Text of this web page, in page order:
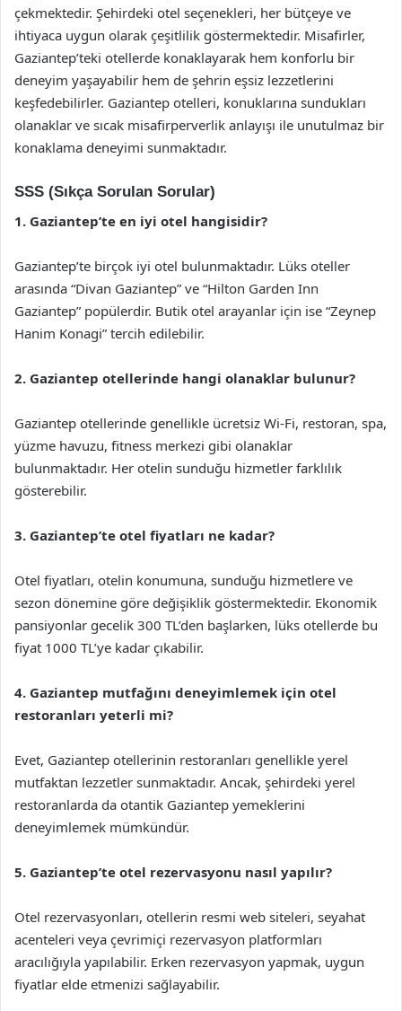
çekmektedir. Şehirdeki otel seçenekleri, her bütçeye ve
ihtiyaca uygun olarak çeşitlilik göstermektedir. Misafirler,
Gaziantep’teki otellerde konaklayarak hem konforlu bir
deneyim yaşayabilir hem de şehrin eşsiz lezzetlerini
keşfedebilirler. Gaziantep otelleri, konuklarına sundukları
olanaklar ve sıcak misafirperverlik anlayışı ile unutulmaz bir
konaklama deneyimi sunmaktadır.
SSS (Sıkça Sorulan Sorular)
1. Gaziantep’te en iyi otel hangisidir?
Gaziantep’te birçok iyi otel bulunmaktadır. Lüks oteller
arasında “Divan Gaziantep” ve “Hilton Garden Inn
Gaziantep” popülerdir. Butik otel arayanlar için ise “Zeynep
Hanim Konagi” tercih edilebilir.
2. Gaziantep otellerinde hangi olanaklar bulunur?
Gaziantep otellerinde genellikle ücretsiz Wi-Fi, restoran, spa,
yüzme havuzu, fitness merkezi gibi olanaklar
bulunmaktadır. Her otelin sunduğu hizmetler farklılık
gösterebilir.
3. Gaziantep’te otel fiyatları ne kadar?
Otel fiyatları, otelin konumuna, sunduğu hizmetlere ve
sezon dönemine göre değişiklik göstermektedir. Ekonomik
pansiyonlar gecelik 300 TL’den başlarken, lüks otellerde bu
fiyat 1000 TL’ye kadar çıkabilir.
4. Gaziantep mutfağını deneyimlemek için otel
restoranları yeterli mi?
Evet, Gaziantep otellerinin restoranları genellikle yerel
mutfaktan lezzetler sunmaktadır. Ancak, şehirdeki yerel
restoranlarda da otantik Gaziantep yemeklerini
deneyimlemek mümkündür.
5. Gaziantep’te otel rezervasyonu nasıl yapılır?
Otel rezervasyonları, otellerin resmi web siteleri, seyahat
acenteleri veya çevrimiçi rezervasyon platformları
aracılığıyla yapılabilir. Erken rezervasyon yapmak, uygun
fiyatlar elde etmenizi sağlayabilir.